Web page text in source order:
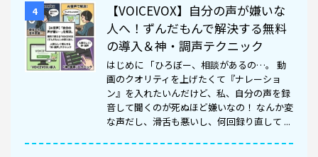
4
【VOICEVOX】自分の声が嫌いな
人へ！ずんだもんで解決する無料
の導入＆神・調声テクニック
はじめに 「ひろぼー、相談があるの…。 動
画のクオリティを上げたくて『ナレーショ
ン』を入れたいんだけど、私、自分の声を録
音して聞くのが死ぬほど嫌いなの！ なんか変
な声だし、滑舌も悪いし、何回録り直して ...